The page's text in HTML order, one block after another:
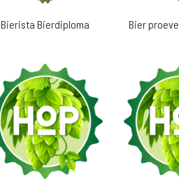
Bierista Bierdiploma Bier